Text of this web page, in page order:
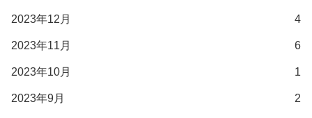
2023年12月 4
2023年11月 6
2023年10月 1
2023年9月 2